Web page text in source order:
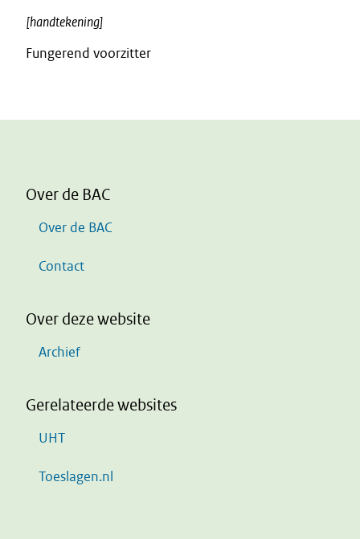
[handtekening]
Fungerend voorzitter
Over de BAC
Over de BAC
Contact
Over deze website
Archief
Gerelateerde websites
UHT
Toeslagen.nl